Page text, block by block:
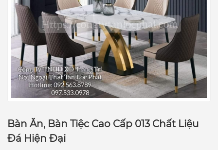
Bàn Ăn, Bàn Tiệc Cao Cấp 013 Chất Liệu
Đá Hiện Đại